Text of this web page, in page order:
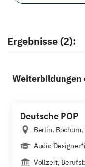
Ergebnisse (2):
Weiterbildungen
Deutsche POP
Berlin, Bochum,
Audio
Vollzeit,